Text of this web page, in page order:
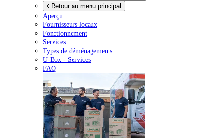
Retour au menu principal
Aperçu
Fournisseurs locaux
Fonctionnement
Services
Types de déménagements
U-Box - Services
FAQ